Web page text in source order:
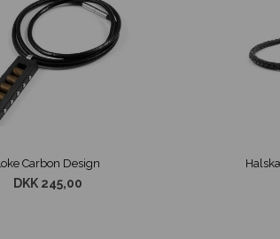
Carbon Design
DKK 245,00